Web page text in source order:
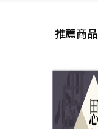
推薦商品